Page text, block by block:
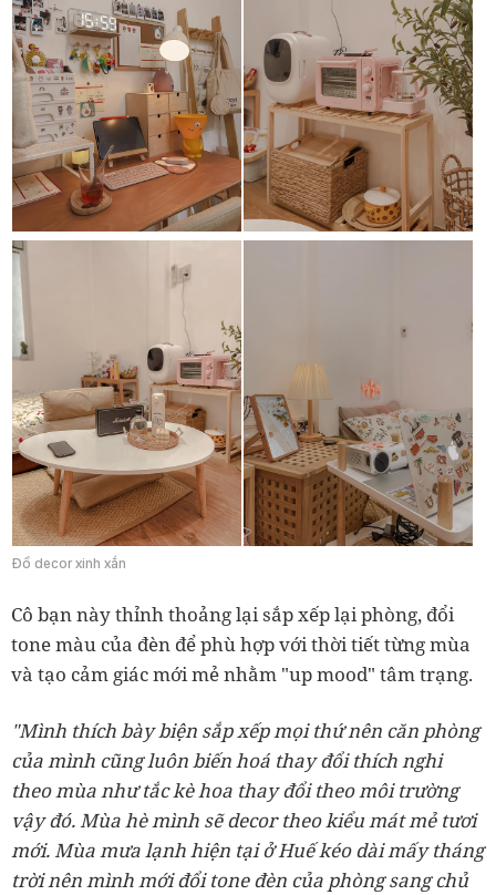
Đồ decor xinh xắn
Cô bạn này thỉnh thoảng lại sắp xếp lại phòng, đổi
tone màu của đèn để phù hợp với thời tiết từng mùa
và tạo cảm giác mới mẻ nhằm "up mood" tâm trạng.
"Mình thích bày biện sắp xếp mọi thứ nên căn phòng
của mình cũng luôn biến hoá thay đổi thích nghi
theo mùa như tắc kè hoa thay đổi theo môi trường
vậy đó. Mùa hè mình sẽ decor theo kiểu mát mẻ tươi
mới. Mùa mưa lạnh hiện tại ở Huế kéo dài mấy tháng
trời nên mình mới đổi tone đèn của phòng sang chủ